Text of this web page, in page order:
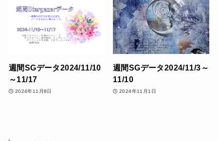
週間SGデータ2024/11/10
～11/17
2024年11月8日
週間SGデータ2024/11/3～
11/10
2024年11月1日